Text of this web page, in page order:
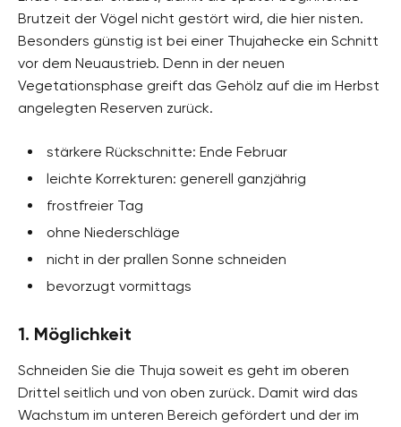
Brutzeit der Vögel nicht gestört wird, die hier nisten.
Besonders günstig ist bei einer Thujahecke ein Schnitt
vor dem Neuaustrieb. Denn in der neuen
Vegetationsphase greift das Gehölz auf die im Herbst
angelegten Reserven zurück.
stärkere Rückschnitte: Ende Februar
leichte Korrekturen: generell ganzjährig
frostfreier Tag
ohne Niederschläge
nicht in der prallen Sonne schneiden
bevorzugt vormittags
1. Möglichkeit
Schneiden Sie die Thuja soweit es geht im oberen
Drittel seitlich und von oben zurück. Damit wird das
Wachstum im unteren Bereich gefördert und der im